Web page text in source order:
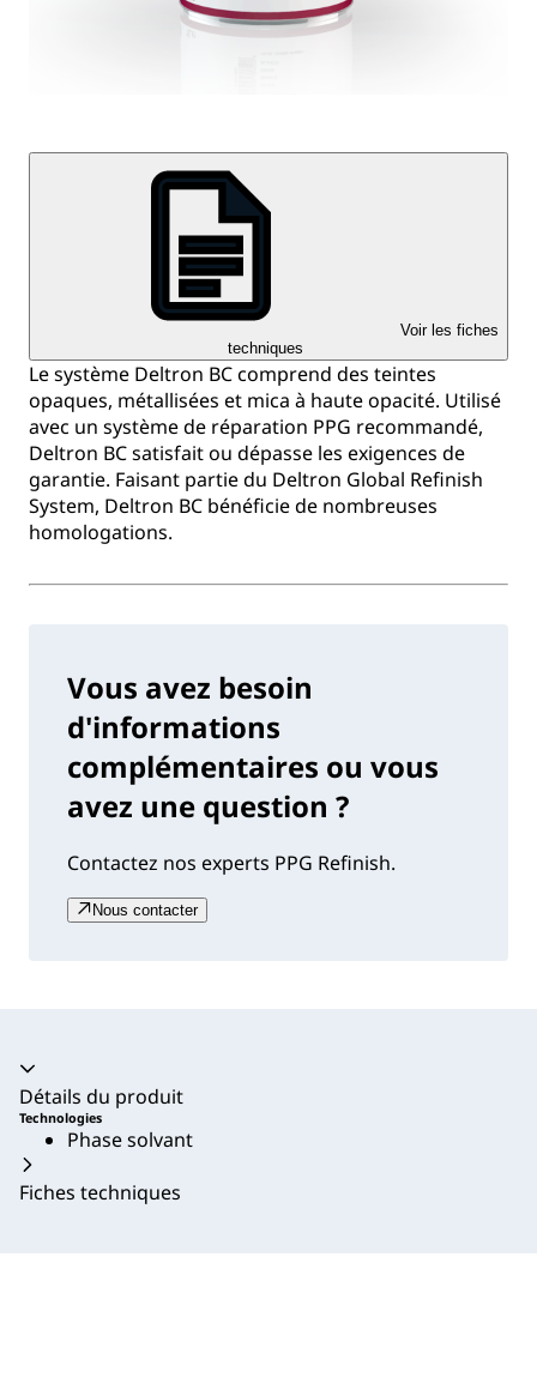
Voir les fiches
techniques
Le système Deltron BC comprend des teintes
opaques, métallisées et mica à haute opacité. Utilisé
avec un système de réparation PPG recommandé,
Deltron BC satisfait ou dépasse les exigences de
garantie. Faisant partie du Deltron Global Refinish
System, Deltron BC bénéficie de nombreuses
homologations.
Vous avez besoin
d'informations
complémentaires ou vous
avez une question ?
Contactez nos experts PPG Refinish.
Nous contacter
Accordéon fermé
Détails du produit
Technologies
Phase solvant
Fiches techniques